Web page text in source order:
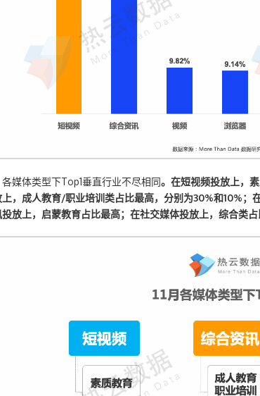
媒体类型下Top1垂直行业不尽相同。在短视频投放上，
，成人教育/职业培训类占比最高，分别为30%和10%；
放上，启蒙教育占比最高；在社交媒体投放上，综合类占